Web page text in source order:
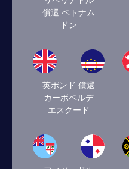
償還 ベトナム
ドン
英ポンド 償還
カーボベルデ
エスクード